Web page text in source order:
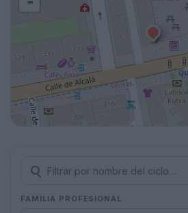
FAMILIA PROFESIONAL